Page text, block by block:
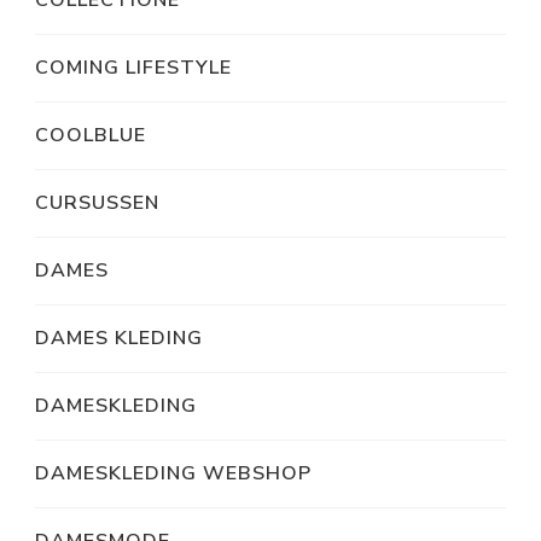
COMING LIFESTYLE
COOLBLUE
CURSUSSEN
DAMES
DAMES KLEDING
DAMESKLEDING
DAMESKLEDING WEBSHOP